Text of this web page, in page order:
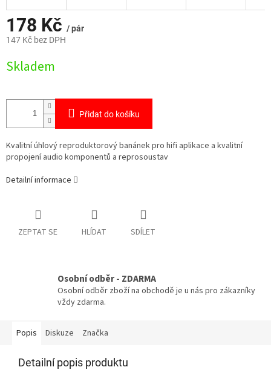
178 Kč / pár
147 Kč bez DPH
cena:
Skladem
Přidat do košíku
Kvalitní úhlový reproduktorový banánek pro hifi aplikace a kvalitní
propojení audio komponentů a reprosoustav
Detailní informace
ZEPTAT SE HLÍDAT SDÍLET
Osobní odběr - ZDARMA
Osobní odběr zboží na obchodě je u nás pro zákazníky
vždy zdarma.
Popis Diskuze Značka
Detailní popis produktu